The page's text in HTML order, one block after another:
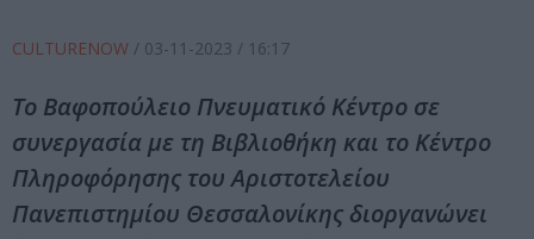
CULTURENOW / 03-11-2023 / 16:17
Το Βαφοπούλειο Πνευματικό Κέντρο σε
συνεργασία με τη Βιβλιοθήκη και το Κέντρο
Πληροφόρησης του Αριστοτελείου
Πανεπιστημίου Θεσσαλονίκης διοργανώνει